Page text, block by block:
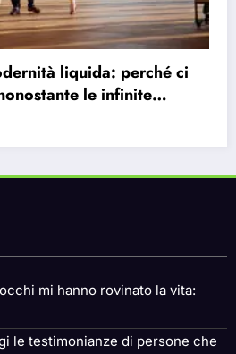
liquida: perché ci
le infinite
mi hanno rovinato la vita:
le testimonianze di persone che